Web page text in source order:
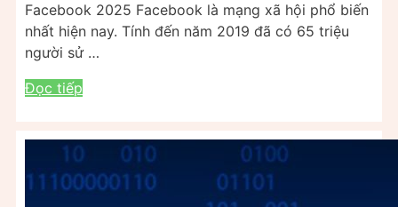
Facebook 2025 Facebook là mạng xã hội phổ biến
nhất hiện nay. Tính đến năm 2019 đã có 65 triệu
người sử …
Đọc tiếp